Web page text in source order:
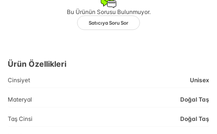
Bu Ürünün Sorusu Bulunmuyor.
Satıcıya Soru Sor
Ürün Özellikleri
Cinsiyet Unisex
Materyal Doğal Taş
Taş Cinsi Doğal Taş